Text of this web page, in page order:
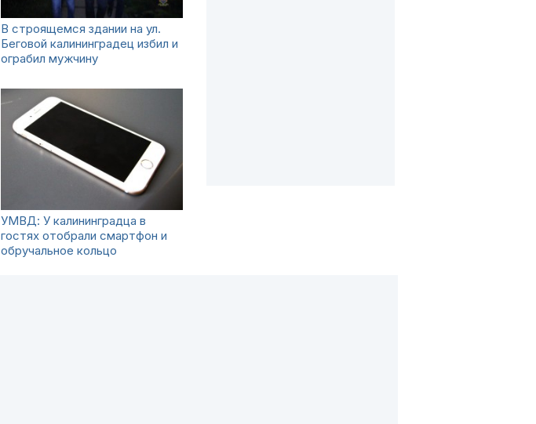
В строящемся здании на ул.
Беговой калининградец избил и
ограбил мужчину
УМВД: У калининградца в
гостях отобрали смартфон и
обручальное кольцо